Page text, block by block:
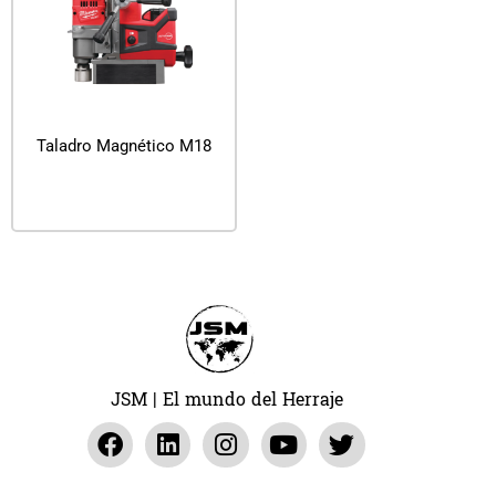
Taladro Magnético M18
JSM | El mundo del Herraje